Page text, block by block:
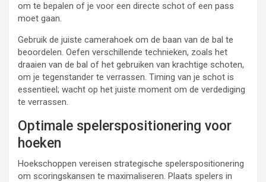
om te bepalen of je voor een directe schot of een pass
moet gaan.
Gebruik de juiste camerahoek om de baan van de bal te
beoordelen. Oefen verschillende technieken, zoals het
draaien van de bal of het gebruiken van krachtige schoten,
om je tegenstander te verrassen. Timing van je schot is
essentieel; wacht op het juiste moment om de verdediging
te verrassen.
Optimale spelerspositionering voor
hoeken
Hoekschoppen vereisen strategische spelerspositionering
om scoringskansen te maximaliseren. Plaats spelers in